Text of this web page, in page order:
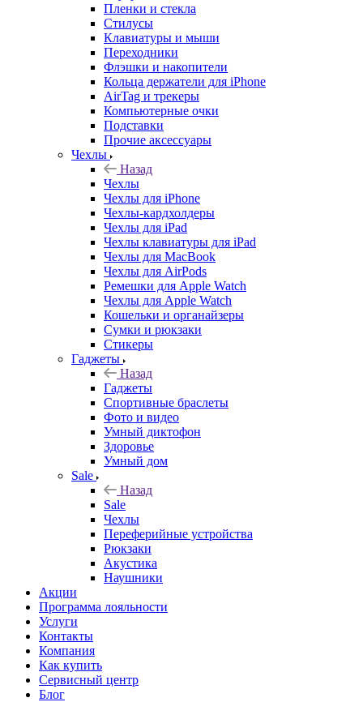
Пленки и стекла
Стилусы
Клавиатуры и мыши
Переходники
Флэшки и накопители
Кольца держатели для iPhone
AirTag и трекеры
Компьютерные очки
Подставки
Прочие аксессуары
Чехлы
Назад
Чехлы
Чехлы для iPhone
Чехлы-кардхолдеры
Чехлы для iPad
Чехлы клавиатуры для iPad
Чехлы для MacBook
Чехлы для AirPods
Ремешки для Apple Watch
Чехлы для Apple Watch
Кошельки и органайзеры
Сумки и рюкзаки
Стикеры
Гаджеты
Назад
Гаджеты
Спортивные браслеты
Фото и видео
Умный диктофон
Здоровье
Умный дом
Sale
Назад
Sale
Чехлы
Переферийные устройства
Рюкзаки
Акустика
Наушники
Акции
Программа лояльности
Услуги
Контакты
Компания
Как купить
Сервисный центр
Блог